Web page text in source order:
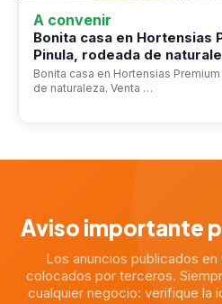
A convenir
Bonita casa en Hortensias
Pinula, rodeada de
Bonita casa en Hortensias
de naturaleza. Venta …
Aviso importante
Los anuncios publicados
colocados por terceros.
cualquier negocio: verifique la